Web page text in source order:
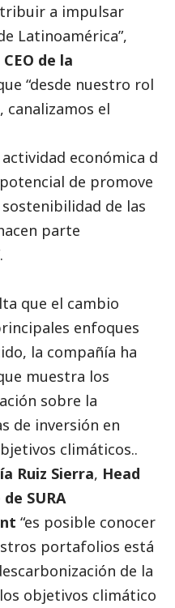
a impulsar
Latinoamérica”,
de la
“desde nuestro rol
canalizamos el
económica d
de promove
de las
parte
que el cambio
enfoques
la compañía ha
muestra los
sobre la
de inversión en
climáticos..
Ruiz Sierra, Head
SURA
“es posible conocer
portafolios está
de la
objetivos climático